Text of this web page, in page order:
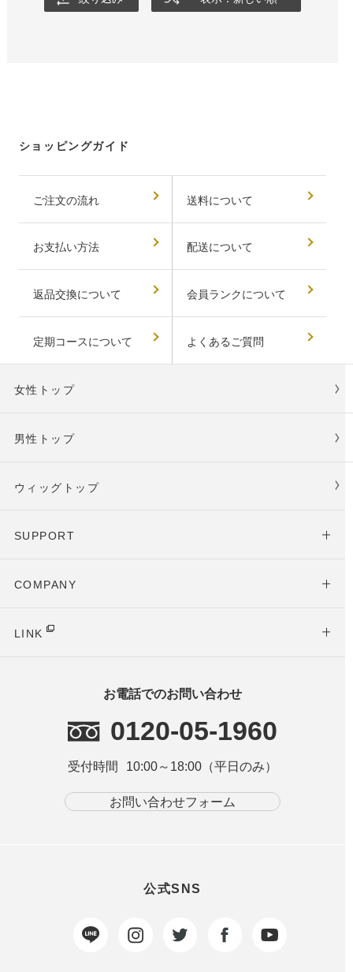
ショッピングガイド
ご注文の流れ 送料について
お支払い方法 配送について
返品交換について 会員ランクについて
定期コースについて よくあるご質問
女性トップ
男性トップ
ウィッグトップ
SUPPORT
COMPANY
LINK
お電話でのお問い合わせ
0120-05-1960
受付時間 10:00～18:00（平日のみ）
お問い合わせフォーム
公式SNS